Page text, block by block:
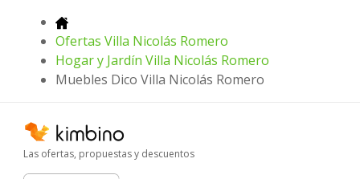
Ofertas Villa Nicolás Romero
Hogar y Jardín Villa Nicolás Romero
Muebles Dico Villa Nicolás Romero
Las ofertas, propuestas y descuentos